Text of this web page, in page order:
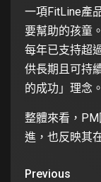
一項FitLine產
要幫助的孩童
每年已支持超
供長期且可持
的成功」理念。
整體來看，
進，也反映其
Previous